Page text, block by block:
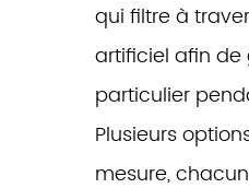
qui filtre à
artificiel afin de
particulier
Plusieurs
mesure,